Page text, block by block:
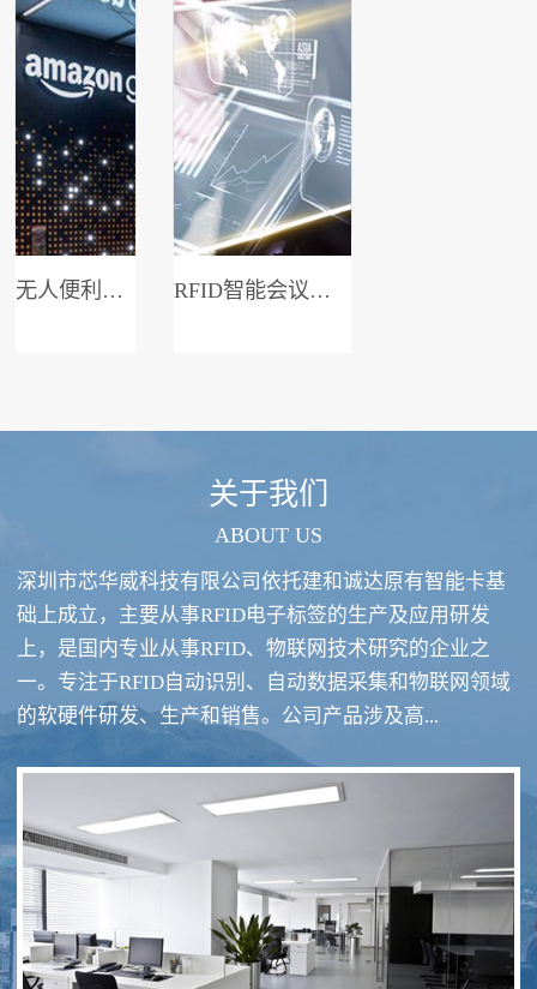
无人便利店系统 RFID智能会议签到系统
RFID酒类防伪系统方案 RFID智慧食堂系统
关于我们
ABOUT US
深圳市芯华威科技有限公司依托建和诚达原有智能卡基
础上成立，主要从事RFID电子标签的生产及应用研发
上，是国内专业从事RFID、物联网技术研究的企业之
一。专注于RFID自动识别、自动数据采集和物联网领域
的软硬件研发、生产和销售。公司产品涉及高...